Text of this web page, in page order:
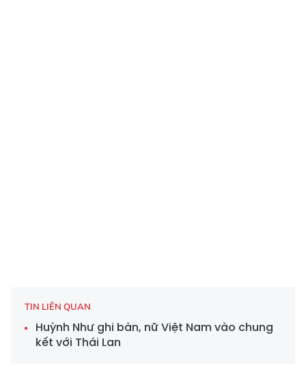
TIN LIÊN QUAN
Huỳnh Như ghi bàn, nữ Việt Nam vào chung
kết với Thái Lan